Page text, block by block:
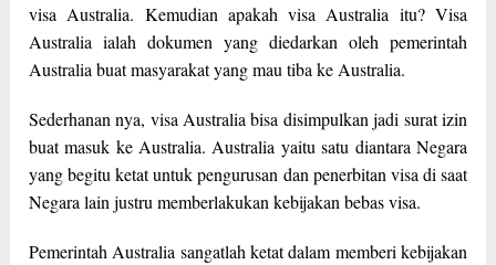
visa Australia. Kemudian apakah visa Australia itu? Visa
Australia ialah dokumen yang diedarkan oleh pemerintah
Australia buat masyarakat yang mau tiba ke Australia.
Sederhanan nya, visa Australia bisa disimpulkan jadi surat izin
buat masuk ke Australia. Australia yaitu satu diantara Negara
yang begitu ketat untuk pengurusan dan penerbitan visa di saat
Negara lain justru memberlakukan kebijakan bebas visa.
Pemerintah Australia sangatlah ketat dalam memberi kebijakan